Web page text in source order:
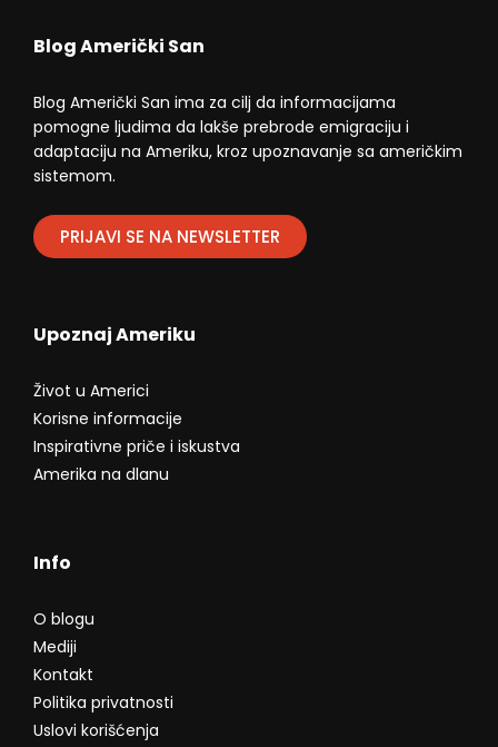
Blog Američki San
Blog Američki San ima za cilj da informacijama
pomogne ljudima da lakše prebrode emigraciju i
adaptaciju na Ameriku, kroz upoznavanje sa američkim
sistemom.
PRIJAVI SE NA NEWSLETTER
Upoznaj Ameriku
Život u Americi
Korisne informacije
Inspirativne priče i iskustva
Amerika na dlanu
Info
O blogu
Mediji
Kontakt
Politika privatnosti
Uslovi korišćenja